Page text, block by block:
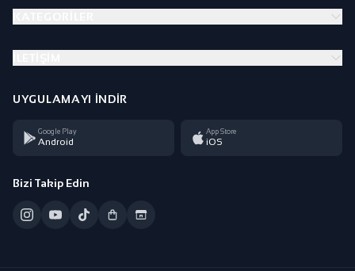
UYGULAMAYI İNDIR
Google Play
Android
App Store
iOS
Bizi Takip Edin